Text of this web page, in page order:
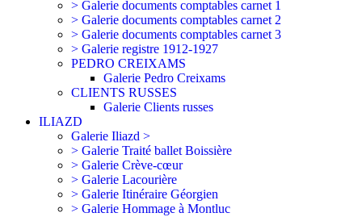
> Galerie documents comptables carnet 1
> Galerie documents comptables carnet 2
> Galerie documents comptables carnet 3
> Galerie registre 1912-1927
PEDRO CREIXAMS
Galerie Pedro Creixams
CLIENTS RUSSES
Galerie Clients russes
ILIAZD
Galerie Iliazd >
> Galerie Traité ballet Boissière
> Galerie Crève-cœur
> Galerie Lacourière
> Galerie Itinéraire Géorgien
> Galerie Hommage à Montluc